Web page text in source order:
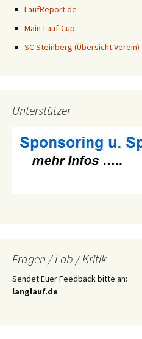
LaufReport.de
Main-Lauf-Cup
SC Steinberg (Übersicht Verein)
Unterstützer
Fragen / Lob / Kritik
Sendet Euer Feedback bitte
langlauf.de